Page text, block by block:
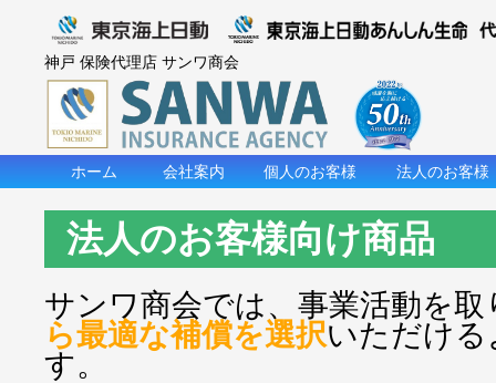
神戸 保険代理店 サンワ商会
ホーム 会社案内 個人のお客様 法人のお客様
法人のお客様向け商品
サンワ商会では、事業活動を取
ら最適な補償を選択いただけ
す。